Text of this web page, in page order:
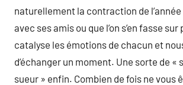
naturellement la contraction de l’année
avec ses amis ou que l’on s’en fasse
catalyse les émotions de chacun et
d’échanger un moment. Une sorte de «
sueur » enfin. Combien de fois ne vous